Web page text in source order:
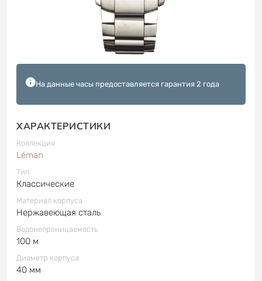
На данные часы предоставляется гарантия 2 года
ХАРАКТЕРИСТИКИ
Коллекция
Léman
Тип
Классические
Материал корпуса
Нержавеющая сталь
Водонепроницаемость
100 м
Диаметр корпуса
40 мм